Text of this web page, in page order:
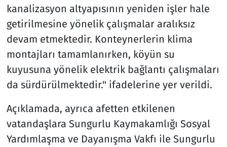
kanalizasyon altyapısının yeniden işler hale
getirilmesine yönelik çalışmalar aralıksız
devam etmektedir. Konteynerlerin klima
montajları tamamlanırken, köyün su
kuyusuna yönelik elektrik bağlantı çalışmaları
da sürdürülmektedir." ifadelerine yer verildi.
Açıklamada, ayrıca afetten etkilenen
vatandaşlara Sungurlu Kaymakamlığı Sosyal
Yardımlaşma ve Dayanışma Vakfı ile Sungurlu